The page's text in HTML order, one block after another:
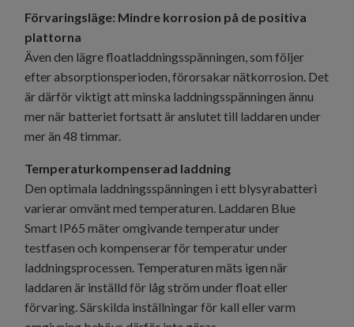
Förvaringsläge: Mindre korrosion på de positiva
plattorna
Även den lägre floatladdningsspänningen, som följer
efter absorptionsperioden, förorsakar nätkorrosion. Det
är därför viktigt att minska laddningsspänningen ännu
mer när batteriet fortsatt är anslutet till laddaren under
mer än 48 timmar.
Temperaturkompenserad laddning
Den optimala laddningsspänningen i ett blysyrabatteri
varierar omvänt med temperaturen. Laddaren Blue
Smart IP65 mäter omgivande temperatur under
testfasen och kompenserar för temperatur under
laddningsprocessen. Temperaturen mäts igen när
laddaren är inställd för låg ström under float eller
förvaring. Särskilda inställningar för kall eller varm